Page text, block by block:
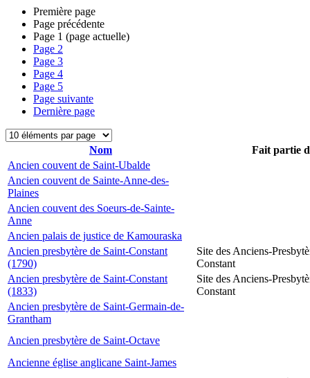
Première page
Page précédente
Page 1 (page actuelle)
Page 2
Page 3
Page 4
Page 5
Page suivante
Dernière page
Nom
Fait partie
Ancien couvent de Saint-Ubalde
Ancien couvent de Sainte-Anne-des-
Plaines
Ancien couvent des Soeurs-de-Sainte-
Anne
Ancien palais de justice de Kamouraska
Ancien presbytère de Saint-Constant
(1790)
Site des Anciens-
Constant
Ancien presbytère de Saint-Constant
(1833)
Site des Anciens-
Constant
Ancien presbytère de Saint-Germain-de-
Grantham
Ancien presbytère de Saint-Octave
Ancienne église anglicane Saint-James